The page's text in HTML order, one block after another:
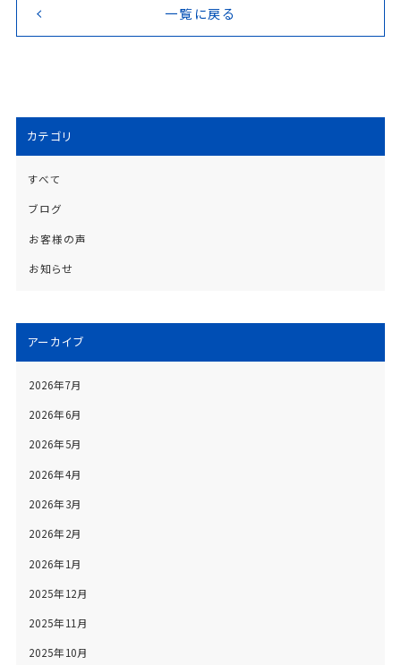
一覧に戻る
カテゴリ
すべて
ブログ
お客様の声
お知らせ
アーカイブ
2026年7月
2026年6月
2026年5月
2026年4月
2026年3月
2026年2月
2026年1月
2025年12月
2025年11月
2025年10月